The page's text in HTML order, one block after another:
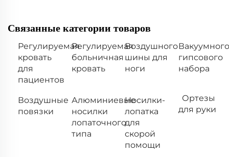
Связанные категории товаров
Регулируемая
кровать
для
пациентов
Регулируемая
больничная
кровать
Воздушного
шины для
ноги
Вакуумного
гипсового
набора
Воздушные
повязки
Алюминиевые
носилки
лопаточного
типа
Носилки-
лопатка
для
скорой
помощи
Ортезы
для руки